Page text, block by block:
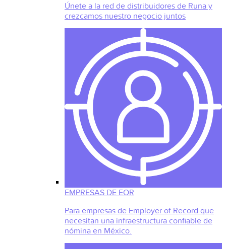
Únete a la red de distribuidores de Runa y
crezcamos nuestro negocio juntos
EMPRESAS DE EOR
Para empresas de Employer of Record que
necesitan una infraestructura confiable de
nómina en México.